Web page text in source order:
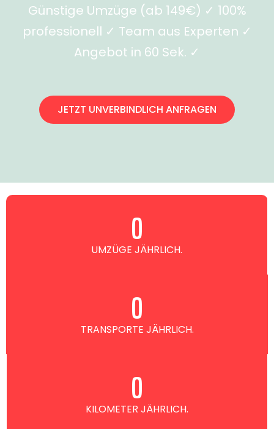
Günstige Umzüge (ab 149€) ✓ 100%
professionell ✓ Team aus Experten ✓
Angebot in 60 Sek. ✓
JETZT UNVERBINDLICH ANFRAGEN
UMZÜGE JÄHRLICH.
0
TRANSPORTE JÄHRLICH.
0
KILOMETER JÄHRLICH.
0